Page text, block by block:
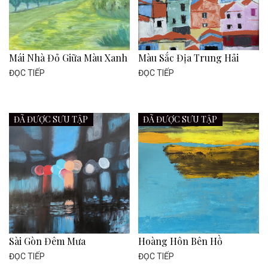
Mái Nhà Đỏ Giữa Màu Xanh
ĐỌC TIẾP
Màu Sắc Địa Trung Hải
ĐỌC TIẾP
ĐÃ ĐƯỢC SƯU TẬP
Sài Gòn Đêm Mưa
ĐỌC TIẾP
ĐÃ ĐƯỢC SƯU TẬP
Hoàng Hôn Bên Hồ
ĐỌC TIẾP